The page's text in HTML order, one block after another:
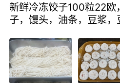
新鲜冷冻饺子100粒22欧
子，馒头，油条，豆浆，